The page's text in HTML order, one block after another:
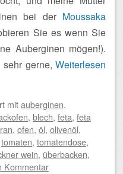
bei der Moussaka
Sie es wenn Sie
Auberginen mögen!).
gerne, Weiterlesen
mitauberginen,
, blech, feta, feta
, ofen, öl, olivenöl,
tomaten, tomatendose,
wein, überbacken,
Kommentar